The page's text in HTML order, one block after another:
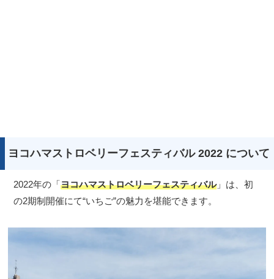
ヨコハマストロベリーフェスティバル 2022 について
2022年の「ヨコハマストロベリーフェスティバル」は、初
の2期制開催にて“いちご”の魅力を堪能できます。